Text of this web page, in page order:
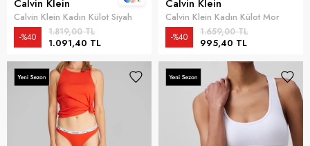
Calvin Klein
Calvin Klein Kadın Külot Siyah
1.091,40 TL
1.819,00 TL
%40
Calvin Klein
Calvin Klein Kadın Külot Mor
995,40 TL
1.659,00 TL
%40